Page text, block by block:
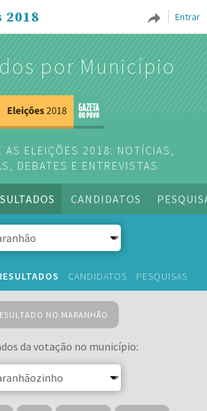
Entrar
2018
por Município
AS ELEIÇÕES 2018: NOTÍCIAS,
DEBATES E ENTREVISTAS
CANDIDATOS
CANDIDATOS PESQUISAS
NO MARANHÃO
da votação no município: